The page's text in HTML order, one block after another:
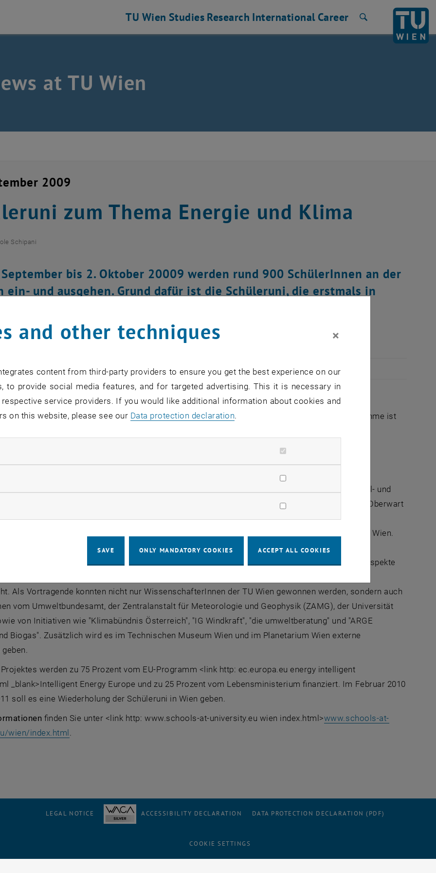
TU Wien Studies Research International Career
at TU Wien
2009
zum Thema Energie und Klima
Schipani
bis 2. Oktober 20009 werden rund 900 SchülerInnen an der
ein- und ausgehen. Grund dafür ist die Schüleruni, die erstmals in
stattfindet.
for this item are only visible after login.
richtet sich an Kinder im Alter von zehn bis zwölf Jahren und soll ihnen durch Workshops,
und spannende Vorträge die Themen Energie und Klimawandel näher bringen. Die Teilnahme ist
können der erste und zweite Jahrgang aus Gymnasien sowie die neunte Schulstufe aus Mittel- und
teilnehmen. "Bisher haben sich sogar schon Klassen aus Steyr, vom Waldviertel als auch aus Oberwart
berichtet Raphael Bointner (Institut für elektrische Anlagen und Energiewirtschaft) vom
der TU Wien. Rund ein Drittel der teilnehmenden Schulen kommt nicht vom Einzugsgebiet Wien.
Kindern sollen vor allem naturwissenschaftliche, technische und gesellschaftliche Aspekte
Als Vortragende konnten nicht nur WissenschafterInnen der TU Wien gewonnen werden, sondern auch
vom Umweltbundesamt, der Zentralanstalt für Meteorologie und Geophysik (ZAMG), der Universität
von Initiativen wie "Klimabündnis Österreich", "IG Windkraft", "die umweltberatung" und "ARGE
Biogas". Zusätzlich wird es im Technischen Museum Wien und im Planetarium Wien externe
werden zu 75 Prozent vom EU-Programm <link http: ec.europa.eu energy intelligent
_blank>Intelligent Energy Europe und zu 25 Prozent vom Lebensministerium finanziert. Im Februar 2010
soll es eine Wiederholung der Schüleruni in Wien geben.
finden Sie unter <link http: www.schools-at-university.eu wien index.html>www.schools-at-
wien/index.html .
LEGAL NOTICE ACCESSIBILITY DECLARATION DATA PROTECTION DECLARATION (PDF)
COOKIE SETTINGS
and other techniques ×
content from third-party providers to ensure you get the best experience on our
to provide social media features, and for targeted advertising. This it is necessary in
service providers. If you would like additional information about cookies and
on this website, please see our Data protection declaration.
marketing cookies
SAVE ONLY MANDATORY COOKIES ACCEPT ALL COOKIES